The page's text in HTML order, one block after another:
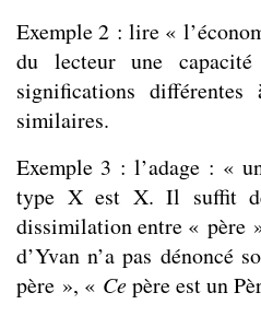
Exemple 2 : lire «
du lecteur une
significations différentes
similaires.
Exemple 3 : l’adage : «
type X est X. Il suffit
dissimilation entre « père
d’Yvan n’a pas dénoncé
père », « Cepère est un